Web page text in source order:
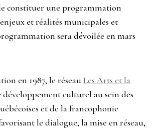
constituer une programmation
et réalités municipales et
sera dévoilée en mars
en 1987, le réseauLes Arts et la
culturel au sein des
et de la francophonie
le dialogue, la mise en réseau,